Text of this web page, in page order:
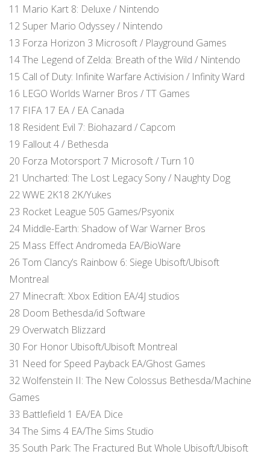
11 Mario Kart 8: Deluxe / Nintendo
12 Super Mario Odyssey / Nintendo
13 Forza Horizon 3 Microsoft / Playground Games
14 The Legend of Zelda: Breath of the Wild / Nintendo
15 Call of Duty: Infinite Warfare Activision / Infinity Ward
16 LEGO Worlds Warner Bros / TT Games
17 FIFA 17 EA / EA Canada
18 Resident Evil 7: Biohazard / Capcom
19 Fallout 4 / Bethesda
20 Forza Motorsport 7 Microsoft / Turn 10
21 Uncharted: The Lost Legacy Sony / Naughty Dog
22 WWE 2K18 2K/Yukes
23 Rocket League 505 Games/Psyonix
24 Middle-Earth: Shadow of War Warner Bros
25 Mass Effect Andromeda EA/BioWare
26 Tom Clancy’s Rainbow 6: Siege Ubisoft/Ubisoft
Montreal
27 Minecraft: Xbox Edition EA/4J studios
28 Doom Bethesda/id Software
29 Overwatch Blizzard
30 For Honor Ubisoft/Ubisoft Montreal
31 Need for Speed Payback EA/Ghost Games
32 Wolfenstein II: The New Colossus Bethesda/Machine
Games
33 Battlefield 1 EA/EA Dice
34 The Sims 4 EA/The Sims Studio
35 South Park: The Fractured But Whole Ubisoft/Ubisoft